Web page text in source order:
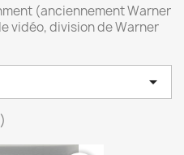
(anciennement Warner
vidéo, division de Warner
